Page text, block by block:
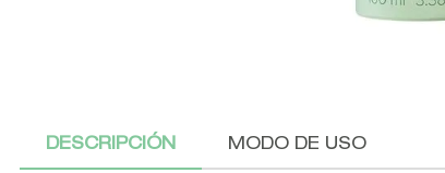
DESCRIPCIÓN MODO DE USO